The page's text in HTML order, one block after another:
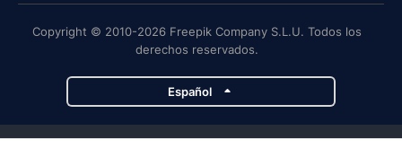
Copyright © 2010-2026 Freepik Company S.L.U. Todos los
derechos reservados.
Español